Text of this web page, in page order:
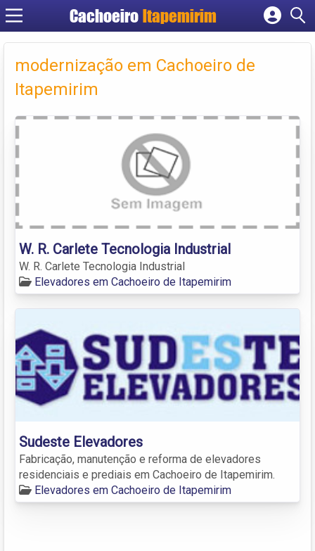
Cachoeiro Itapemirim
Cadastrar empresa
Criar conta
modernização em Cachoeiro de
Itapemirim
W. R. Carlete Tecnologia Industrial
W. R. Carlete Tecnologia Industrial
Elevadores em Cachoeiro de Itapemirim
Sudeste Elevadores
Fabricação, manutenção e reforma de elevadores
residenciais e prediais em Cachoeiro de Itapemirim.
Elevadores em Cachoeiro de Itapemirim